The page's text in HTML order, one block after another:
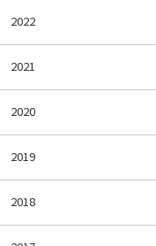
2022
2021
2020
2019
2018